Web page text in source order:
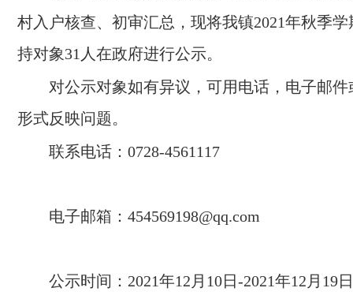
村入户核查、初审汇总，现将我镇2021年秋季
持对象31人在政府进行公示。
对公示对象如有异议，可用电话，电子邮
形式反映问题。
联系电话：0728-
电子邮箱：
公示时间：2021年12月10日-2021年12月19日